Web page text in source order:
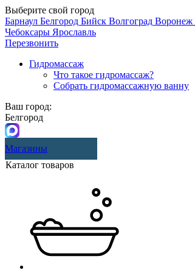
Выберите свой город
Барнаул Белгород Бийск Волгоград Воронеж
Чебоксары Ярославль
Перезвонить
Гидромассаж
Что такое гидромассаж?
Собрать гидромассажную ванну
Ваш город:
Белгород
Магазины
Каталог товаров